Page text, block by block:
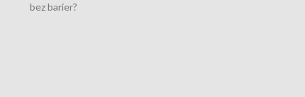
bez barier?